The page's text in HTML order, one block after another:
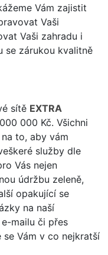
Vám zajistit
Vaši
Vaši zahradu i
se zárukou kvalitně
sítě EXTRA
000 Kč. Všichni
to, aby vám
služby dle
Vás nejen
údržbu zeleně,
opakující se
na naší
mailu či přes
Vám v co nejkratší